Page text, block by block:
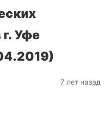
Уфе
7 лет назад